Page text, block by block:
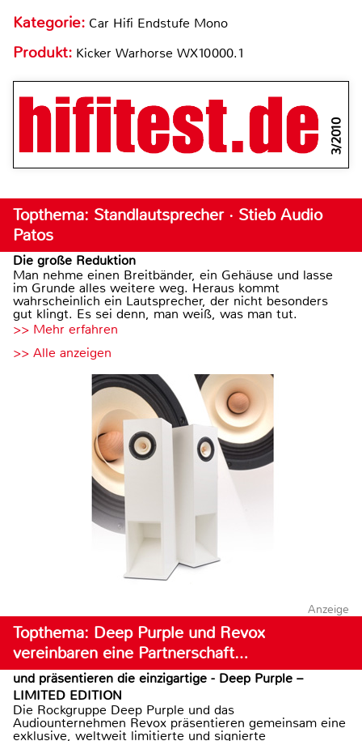
Kategorie: Car Hifi Endstufe Mono
Produkt: Kicker Warhorse WX10000.1
3/2010
Topthema: Standlautsprecher · Stieb Audio
Patos
Die große Reduktion
Man nehme einen Breitbänder, ein Gehäuse und lasse
im Grunde alles weitere weg. Heraus kommt
wahrscheinlich ein Lautsprecher, der nicht besonders
gut klingt. Es sei denn, man weiß, was man tut.
>> Mehr erfahren
>> Alle anzeigen
Anzeige
Topthema: Deep Purple und Revox
vereinbaren eine Partnerschaft…
und präsentieren die einzigartige - Deep Purple –
LIMITED EDITION
Die Rockgruppe Deep Purple und das
Audiounternehmen Revox präsentieren gemeinsam eine
exklusive, weltweit limitierte und signierte